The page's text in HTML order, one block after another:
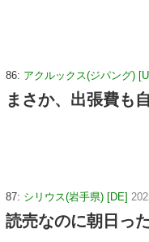
86: アクルックス(ジパング)
まさか、出張費も
87: シリウス(岩手県) [DE]
読売なのに朝日っ